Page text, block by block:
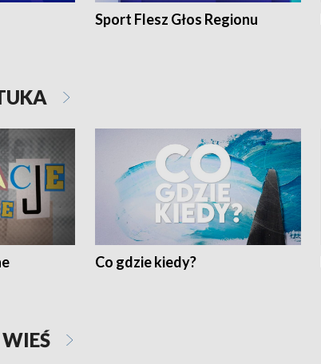
Sport Flesz Głos Regionu
Co gdzie kiedy?